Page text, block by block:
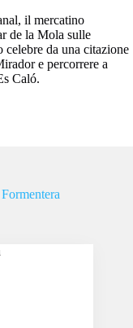
il mercatino
de la Mola sulle
da una citazione
e percorrere a
Caló.